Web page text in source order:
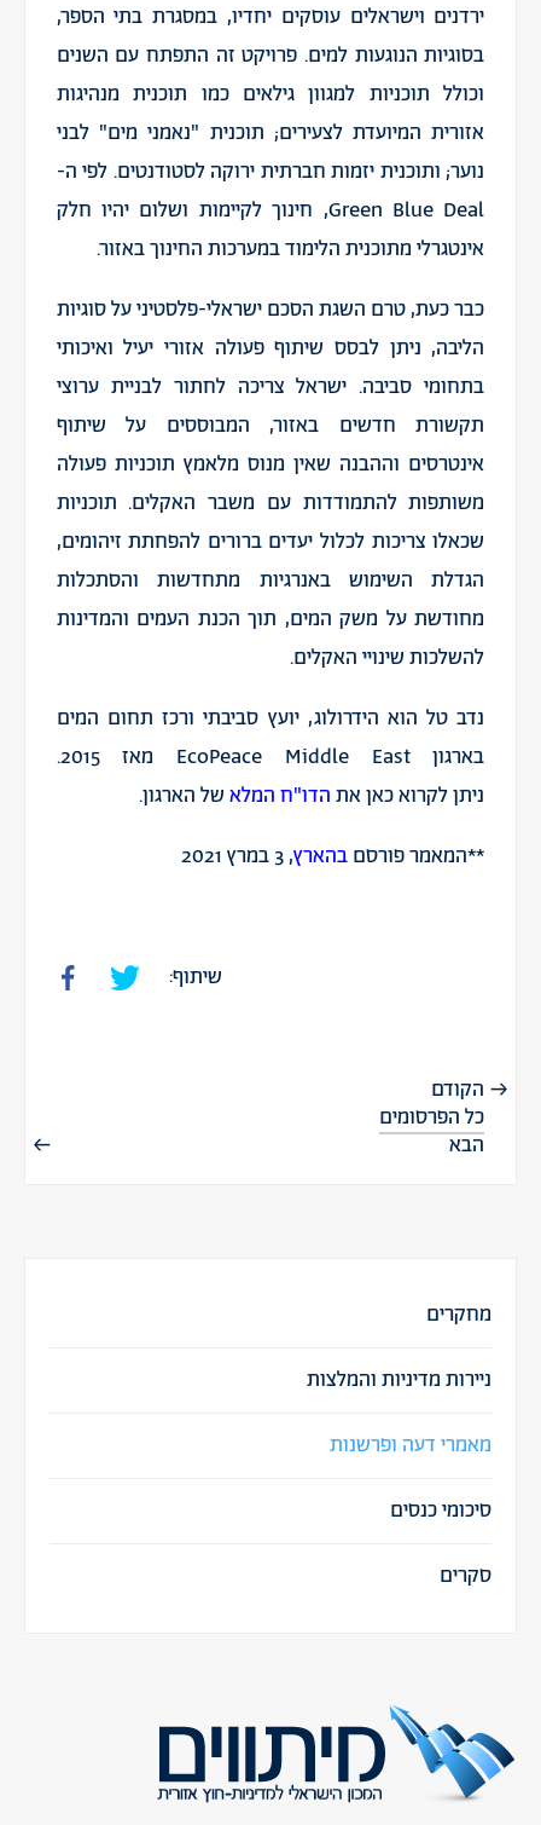
ירדנים וישראלים עוסקים יחדיו, במסגרת בתי הספר,
בסוגיות הנוגעות למים. פרויקט זה התפתח עם השנים
וכולל תוכניות למגוון גילאים כמו תוכנית מנהיגות
אזורית המיועדת לצעירים; תוכנית "נאמני מים" לבני
נוער; ותוכנית יזמות חברתית ירוקה לסטודנטים. לפי ה-
Green Blue Deal, חינוך לקיימות ושלום יהיו חלק
אינטגרלי מתוכנית הלימוד במערכות החינוך באזור.
כבר כעת, טרם השגת הסכם ישראלי-פלסטיני על סוגיות
הליבה, ניתן לבסס שיתוף פעולה אזורי יעיל ואיכותי
בתחומי סביבה. ישראל צריכה לחתור לבניית ערוצי
תקשורת חדשים באזור, המבוססים על שיתוף
אינטרסים וההבנה שאין מנוס מלאמץ תוכניות פעולה
משותפות להתמודדות עם משבר האקלים. תוכניות
שכאלו צריכות לכלול יעדים ברורים להפחתת זיהומים,
הגדלת השימוש באנרגיות מתחדשות והסתכלות
מחודשת על משק המים, תוך הכנת העמים והמדינות
להשלכות שינויי האקלים.
נדב טל הוא הידרולוג, יועץ סביבתי ורכז תחום המים
בארגוןEcoPeace Middle East
מאז 2015.
ניתן לקרוא כאן את הדו"ח המלאשל הארגון.
**המאמר פורסם בהארץ, 3 במרץ 2021
שיתוף:
הקודם
כל הפרסומים
הבא
מחקרים
ניירות מדיניות והמלצות
מאמרי דעה ופרשנות
סיכומי כנסים
סקרים